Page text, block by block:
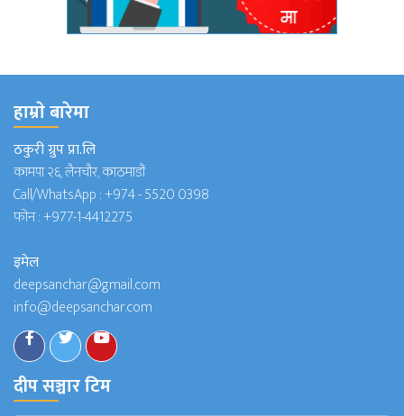
हाम्राे बारेमा
ठकुरी ग्रुप प्रा.लि
कामपा २६, लैनचौर, काठमाडौं
Call/WhatsApp :+974 - 5520 0398
फोन :+977-1-4412275
इमेल
deepsanchar@gmail.com
info@deepsanchar.com
दीप सञ्चार टिम